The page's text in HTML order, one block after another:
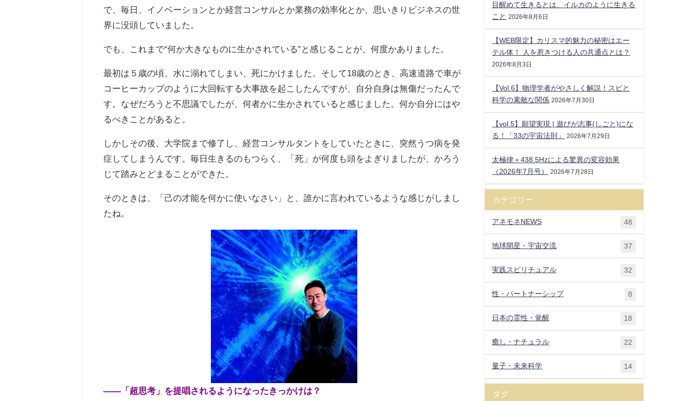
で、毎日、イノベーションとか経営コンサルとか業務の効率化とか、思いきりビジネスの世
界に没頭していました。
でも、これまで“何か大きなものに生かされている”と感じることが、何度かありました。
最初は５歳の頃。水に溺れてしまい、死にかけました。そして18歳のとき、高速道路で車が
コーヒーカップのように大回転する大事故を起こしたんですが、自分自身は無傷だったんで
す。なぜだろうと不思議でしたが、何者かに生かされていると感じました。何か自分にはや
るべきことがあると。
しかしその後、大学院まで修了し、経営コンサルタントをしていたときに、突然うつ病を発
症してしまうんです。毎日生きるのもつらく、「死」が何度も頭をよぎりましたが、かろう
じて踏みとどまることができた。
そのときは、「己の才能を何かに使いなさい」と、誰かに言われているような感じがしまし
たね。
——「超思考」を提唱されるようになったきっかけは？
目醒めて生きるとは、イルカのように生きる
こと 2026年8月6日
【WEB限定】カリスマ的魅力の秘密はエー
テル体！ 人を惹きつける人の共通点とは？
2026年8月3日
【Vol.6】物理学者がやさしく解説！スピと
科学の素敵な関係 2026年7月30日
【vol.5】願望実現 | 遊びが志事(しごと)にな
る！「33の宇宙法則」
2026年7月29日
太極律＋438.5Hzによる驚異の変容効果
（2026年7月号）
2026年7月28日
カテゴリー
アネモネNEWS 48
地球開星・宇宙交流 37
実践スピリチュアル 32
性・パートナーシップ 8
日本の霊性・覚醒 18
癒し・ナチュラル 22
量子・未来科学 14
タグ